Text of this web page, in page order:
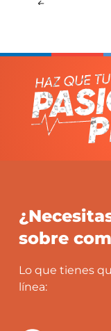
de las
sobre
Lo que tienes
línea: